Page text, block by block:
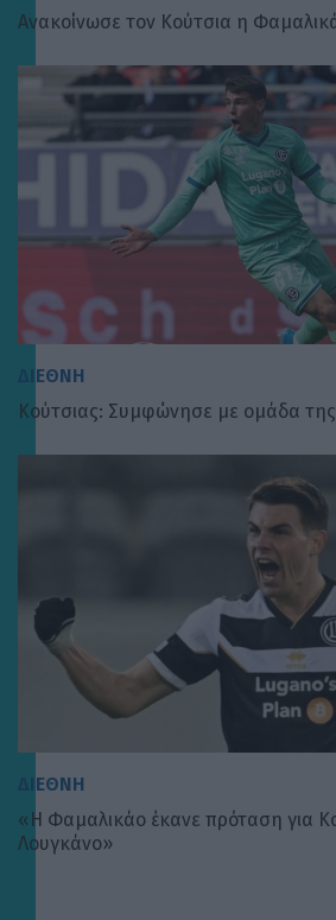
Ανακοίνωσε τον Κούτσια η
ΔΙΕΘΝΗ
Κούτσιας: Συμφώνησε με ομάδα της
ΔΙΕΘΝΗ
«Η Φαμαλικάο έκανε πρόταση για
Λουγκάνο»